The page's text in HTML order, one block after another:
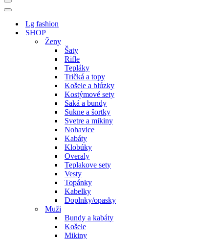
Menu
navigácie
Menu
navigácieLg fashion
SHOP
Ženy
Šaty
Rifle
Tepláky
Tričká a topy
Košele a blúzky
Kostýmové sety
Saká a bundy
Sukne a šortky
Svetre a mikiny
Nohavice
Kabáty
Klobúky
Overaly
Teplakove sety
Vesty
Topánky
Kabelky
Doplnky/opasky
Muži
Bundy a kabáty
Košele
Mikiny